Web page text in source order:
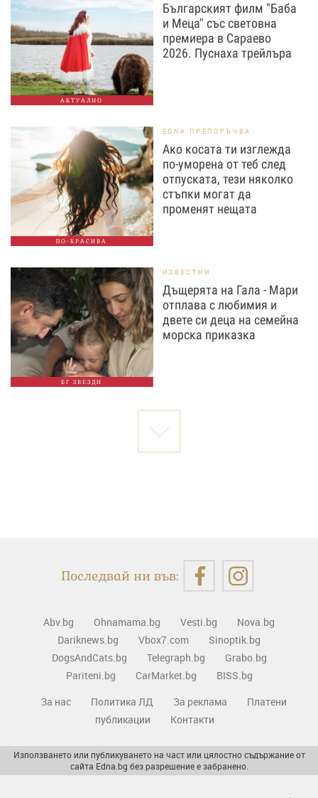
АКТУАЛНО
Българският филм "Баба
и Меца" със световна
премиера в Сараево
2026. Пуснаха трейлъра
ПО-КРАСИВА
EDNA ПРЕПОРЪЧВА
Ако косата ти изглежда
по-уморена от теб след
отпуската, тези няколко
стъпки могат да
променят нещата
БГ ЗВЕЗДИ
ИЗВЕСТНИ
Дъщерята на Гала - Мари
отплава с любимия и
двете си деца на семейна
морска приказка
Последвай ни във:
Abv.bg Ohnamama.bg Vesti.bg
Nova.bg
Dariknews.bg
Vbox7.com
Sinoptik.bg
DogsAndCats.bg
Telegraph.bg
Grabo.bg
Pariteni.bg
CarMarket.bg
BISS.bg
За нас
Политика ЛД За реклама
Платени
публикации
Контакти
Използването или публикуването на част или цялостно съдържание от
сайта Edna.bg без разрешение е забранено.